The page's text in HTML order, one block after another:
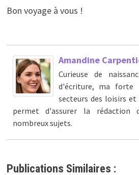
Bon voyage à vous !
Amandine
Curieuse de
d'écriture, ma forte
secteurs des loisirs
permet d'assurer la rédaction
nombreux sujets.
Publications Similaires :